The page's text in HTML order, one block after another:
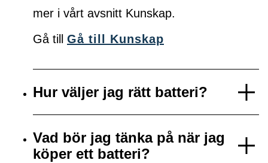
mer i vårt avsnitt Kunskap.
Gå till Gå till Kunskap
Hur väljer jag rätt batteri?
Vad bör jag tänka på när jag
köper ett batteri?